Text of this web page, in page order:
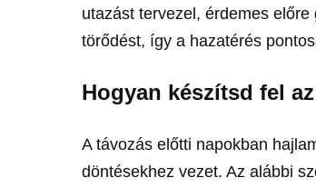
utazást tervezel, érdemes
törődést, így a hazatérés
Hogyan készítsd fel
A távozás előtti napokban
döntésekhez vezet. Az alábbi